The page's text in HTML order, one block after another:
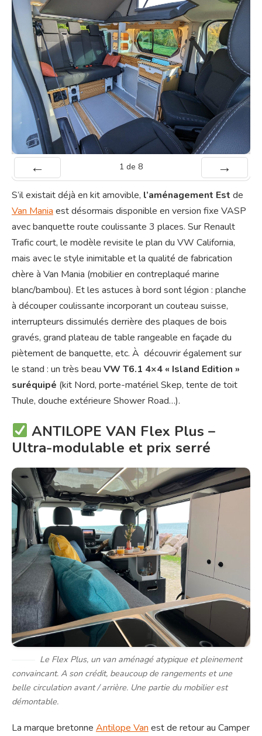
1 de 8
S’il existait déjà en kit amovible, l’aménagement Est de
Van Mania est désormais disponible en version fixe VASP
avec banquette route coulissante 3 places. Sur Renault
Trafic court, le modèle revisite le plan du VW California,
mais avec le style inimitable et la qualité de fabrication
chère à Van Mania (mobilier en contreplaqué marine
blanc/bambou). Et les astuces à bord sont légion : planche
à découper coulissante incorporant un couteau suisse,
interrupteurs dissimulés derrière des plaques de bois
gravés, grand plateau de table rangeable en façade du
piètement de banquette, etc. À découvrir également sur
le stand : un très beau VW T6.1 4×4 « Island Edition »
suréquipé (kit Nord, porte-matériel Skep, tente de toit
Thule, douche extérieure Shower Road…).
ANTILOPE VAN Flex Plus –
Ultra-modulable et prix serré
Le Flex Plus, un van aménagé atypique et pleinement
convaincant. A son crédit, beaucoup de rangements et une
belle circulation avant / arrière. Une partie du mobilier est
démontable.
La marque bretonne Antilope Van est de retour au Camper